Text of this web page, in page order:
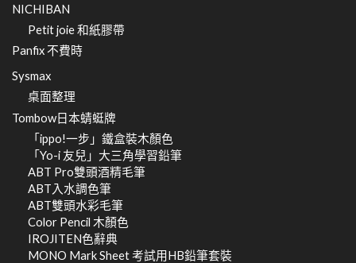
NICHIBAN
Petit joie 和紙膠帶
Panfix 不費時
Sysmax
桌面整理
Tombow日本蜻蜓牌
「ippo!一步」鐵盒裝木顏色
「Yo-i 友兒」大三角學習鉛筆
ABT Pro雙頭酒精毛筆
ABT入水調色筆
ABT雙頭水彩毛筆
Color Pencil 木顏色
IROJITEN色辭典
MONO Mark Sheet 考試用HB鉛筆套裝